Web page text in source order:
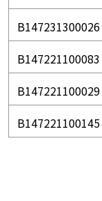
B147231300026
B147221100083
B147221100029
B147221100145